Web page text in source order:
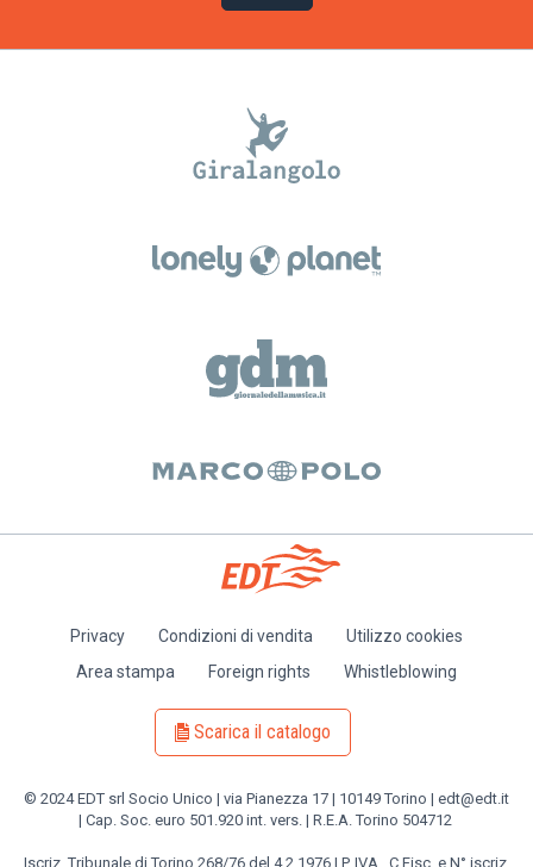
Privacy Condizioni di vendita
Utilizzo cookies
Area stampa
Foreign rights Whistleblowing
Scarica il catalogo
© 2024 EDT srl Socio Unico | via Pianezza 17 | 10149 Torino | edt@edt.it
| Cap. Soc. euro 501.920 int. vers. | R.E.A. Torino 504712
Iscriz. Tribunale di Torino 268/76 del 4.2.1976 | P. IVA , C.Fisc. e N° iscriz.